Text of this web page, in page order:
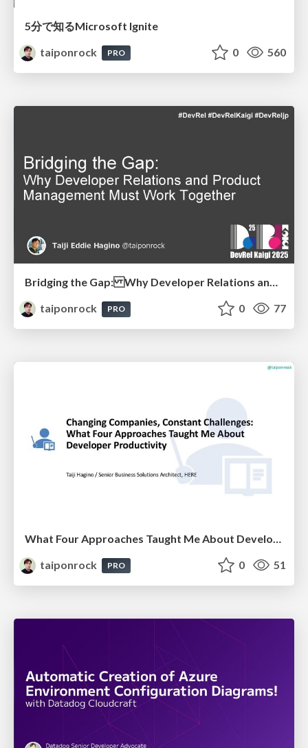
5分で知るMicrosoft Ignite
taiponrock
PRO 0 560
Bridging the Gap: Why Developer Relations and Product Management Must Work Together
taiponrock
PRO 0 77
What Four Approaches Taught Me About Developer Productivity
taiponrock
PRO 0 51